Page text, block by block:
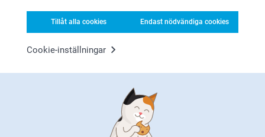
Tillåt alla cookies Endast nödvändiga cookies
Cookie-inställningar
Bonus på alla dina köp
Letar du efter inspiration?